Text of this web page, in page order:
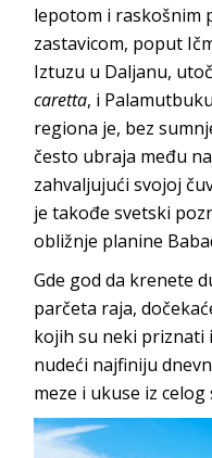
lepotom i raskošnim
zastavicom, poput
Iztuzu u Daljanu,
caretta, i
regiona je, bez
često ubraja među
zahvaljujući svojoj
je takođe svetski
obližnje planine
Gde god da krenete
parčeta raja,
kojih su neki priznati
nudeći najfiniju
meze i ukuse iz celog